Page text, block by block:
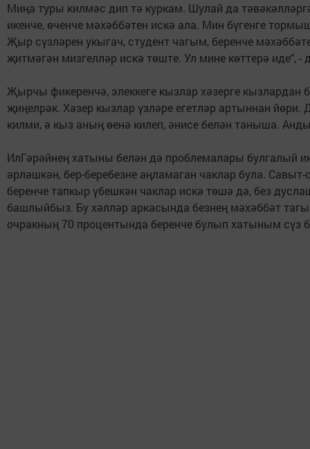
Миңа туры килмәс дип тә куркам. Шулай да
икенче, өченче мәхәббәтен искә ала. Мин бүгенге
Җыр сүзләрен укыгач, студент чагым, беренче
җитмәгән мизгелләр искә төште. Ул мине көттерә иде", -
Җырчы фикеренчә, элеккеге кызлар хәзерге
җиңелрәк. Хәзер кызлар үзләре егетләр артыннан
килми, ә кыз аның өенә килеп, әнисе белән таныша.
ИлГәрәйнең хатыны белән дә проблемалары булгалый
әрләшкән, бер-беребезне аңламаган чаклар була.
беренче тапкыр үбешкән чаклар искә төшә дә, без
башлыйбыз. Бу хәлләр аркасында безнең мәхәббәт
очракның 70 процентында беренче булып хатыным